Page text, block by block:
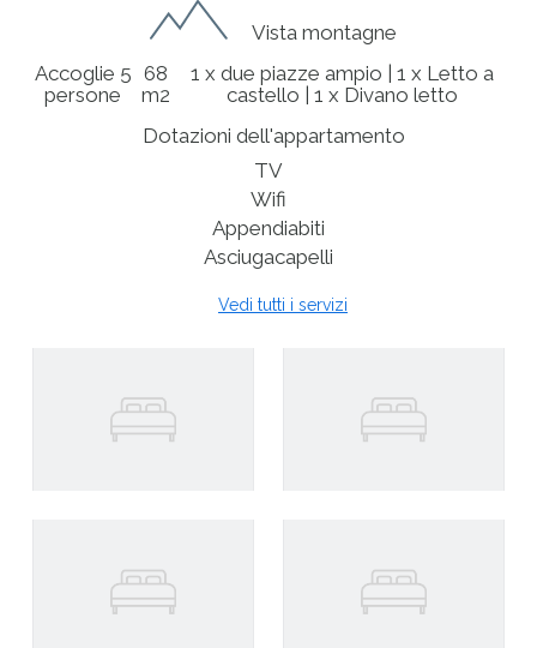
Vista montagne
Accoglie 5
persone
68
m2
1 x due piazze ampio
1 x Letto a
castello
1 x Divano letto
Dotazioni dell'appartamento
TV
Wifi
Appendiabiti
Asciugacapelli
Vedi tutti i servizi